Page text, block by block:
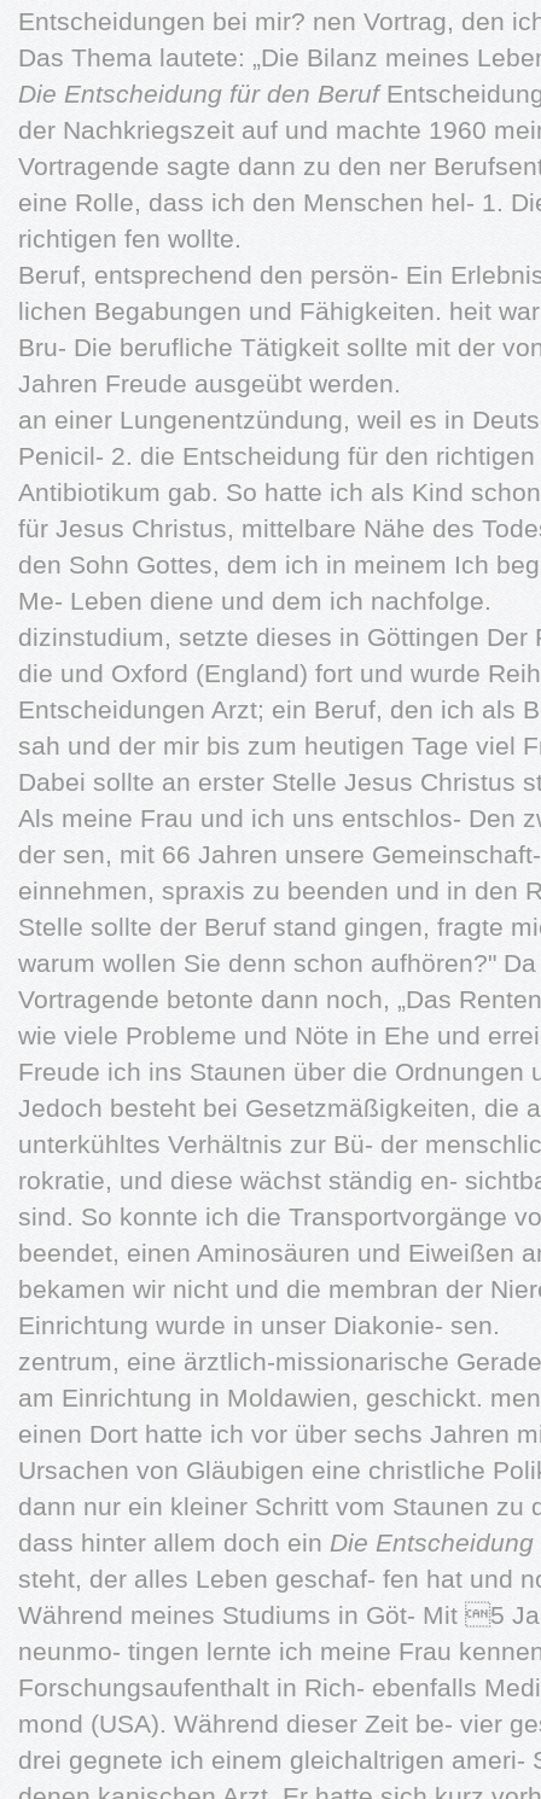
Entscheidungen bei mir? nen Vortrag, den
Das Thema lautete: „Die Bilanz meines
Die Entscheidung für den Beruf
der Nachkriegszeit auf und machte 1960
Vortragende sagte dann zu den ner
eine Rolle, dass ich den Menschen hel- 1.
richtigen fen wollte.
Beruf, entsprechend den persön- Ein
lichen Begabungen und Fähigkeiten. heit
Bru- Die berufliche Tätigkeit sollte mit der
Jahren Freude ausgeübt werden.
an einer Lungenentzündung, weil es in
Penicil- 2. die Entscheidung für den
Antibiotikum gab. So hatte ich als Kind
für Jesus Christus, mittelbare Nähe des
den Sohn Gottes, dem ich in meinem Ich
Me- Leben diene und dem ich nachfolge.
dizinstudium, setzte dieses in Göttingen Der
die und Oxford (England) fort und wurde
Entscheidungen Arzt; ein Beruf, den ich als
sah und der mir bis zum heutigen Tage viel
Dabei sollte an erster Stelle Jesus Christus
Als meine Frau und ich uns entschlos- Den
der sen, mit 66 Jahren unsere
einnehmen, spraxis zu beenden und in den
Stelle sollte der Beruf stand gingen, fragte
warum wollen Sie denn schon aufhören?"
Vortragende betonte dann noch, „Das
wie viele Probleme und Nöte in Ehe und
Freude ich ins Staunen über die Ordnungen
Jedoch besteht bei Gesetzmäßigkeiten, die
unterkühltes Verhältnis zur Bü- der
rokratie, und diese wächst ständig en-
sind. So konnte ich die Transportvorgänge
beendet, einen Aminosäuren und Eiweißen
bekamen wir nicht und die membran der
Einrichtung wurde in unser Diakonie- sen.
zentrum, eine ärztlich-missionarische
am Einrichtung in Moldawien, geschickt.
einen Dort hatte ich vor über sechs Jahren
Ursachen von Gläubigen eine christliche
dann nur ein kleiner Schritt vom Staunen zu
dass hinter allem doch ein Die
steht, der alles Leben geschaf- fen hat und
Während meines Studiums in Göt- Mit 5
neunmo- tingen lernte ich meine Frau
Forschungsaufenthalt in Rich- ebenfalls
mond (USA). Während dieser Zeit be- vier
drei gegnete ich einem gleichaltrigen ameri-